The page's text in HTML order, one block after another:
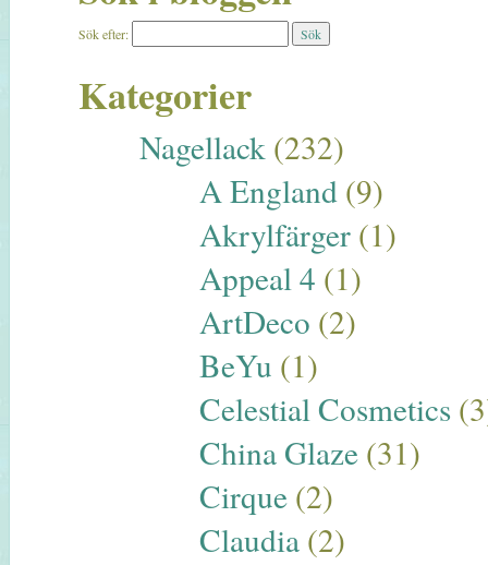
Sök efter:
Kategorier
Nagellack(232)
A England (9)
Akrylfärger (1)
Appeal 4 (1)
ArtDeco (2)
BeYu (1)
Celestial Cosmetics
China Glaze (31)
Cirque (2)
Claudia (2)